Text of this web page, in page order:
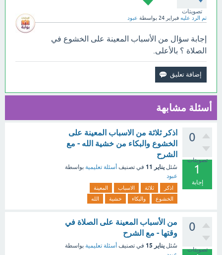
تصويتات
تم الرد عليه فبراير 24 بواسطة عبود
إجابة سؤال من الأسباب المعينة على الخشوع في
الصلاة ؟ بالأعلى.
أسئلة مشابهة
0
تصويتات
1
إجابة
اذكر ثلاثة من الاسباب المعينة على
الخشوع والبكاء من خشية الله - مع
الشرح
سُئل يناير 11 في تصنيف أسئلة تعليمية بواسطة
عبود
اذكر ثلاثة الاسباب
المعينة
الخشوع
والبكاء خشية الله
0
تصويتات
من الأسباب المعينة على الصلاة في
وقتها - مع الشرح
سُئل يناير 15 في تصنيف أسئلة تعليمية بواسطة